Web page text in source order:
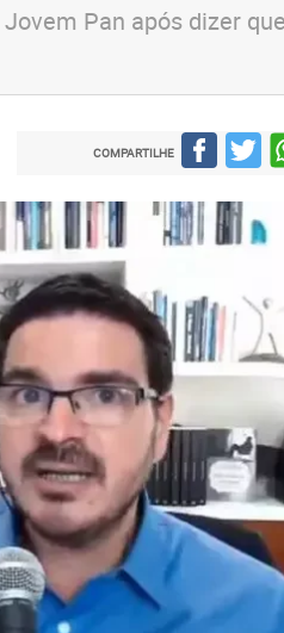
Pan após dizer
COMPARTILHE